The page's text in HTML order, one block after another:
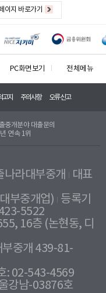
이지 바로가기
PC화면보기 전체메뉴
고지 주의사항 오류신고
중개분야 대출문의
연속 1위
나라대부중개
대표
부중개업) 등록기
5522
16층 (논현동, 디
부중개 439-81-
: 02-543-4569
강남-03876호